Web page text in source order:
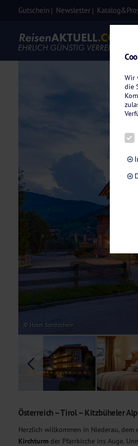
Gutschein Newsletter
© Hotel Sonnschein
Österreich – Tirol – Kitzbüheler
Herzlich willkommen in Niederau,
Kirchturm der Pfarrkirche ins Auge.
Wir
die